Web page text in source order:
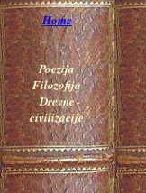
Home
Poezija
Filozofija
Drevne
civilizacije